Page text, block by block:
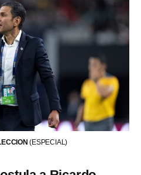
(ESPECIAL)